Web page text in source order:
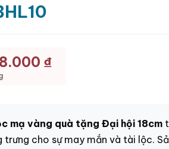
₫
mạ vàng quà tặng Đại hội 18cm
trưng cho sự may mắn và tài lộc.